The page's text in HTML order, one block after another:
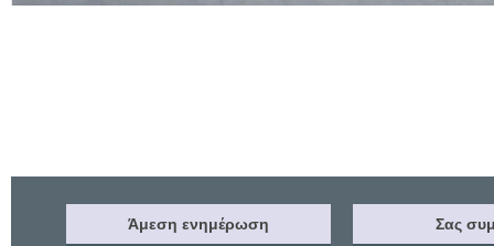
Άμεση ενημέρωση Σας